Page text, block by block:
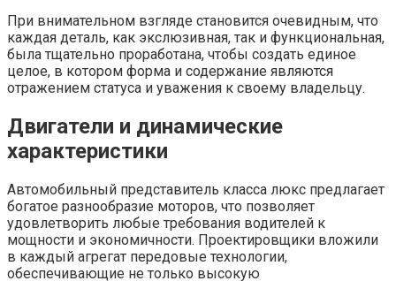
При внимательном взгляде становится очевидным, что
каждая деталь, как экслюзивная, так и функциональная,
была тщательно проработана, чтобы создать единое
целое, в котором форма и содержание являются
отражением статуса и уважения к своему владельцу.
Двигатели и динамические
характеристики
Автомобильный представитель класса люкс предлагает
богатое разнообразие моторов, что позволяет
удовлетворить любые требования водителей к
мощности и экономичности. Проектировщики вложили
в каждый агрегат передовые технологии,
обеспечивающие не только высокую